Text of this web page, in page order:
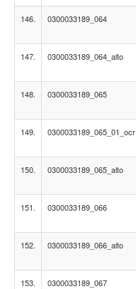
146. 0300033189_064
147. 0300033189_064_alto
148. 0300033189_065
149. 0300033189_065_01_ocr
150. 0300033189_065_alto
151. 0300033189_066
152. 0300033189_066_alto
153. 0300033189_067